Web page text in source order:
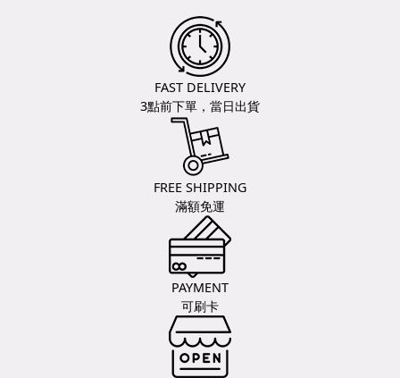
FAST DELIVERY
3點前下單，當日出貨
FREE SHIPPING
滿額免運
PAYMENT
可刷卡